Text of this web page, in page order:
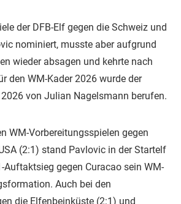
der DFB-Elf gegen die Schweiz und
nominiert, musste aber aufgrund
wieder absagen und kehrte nach
den WM-Kader 2026 wurde der
von Julian Nagelsmann berufen.
WM-Vorbereitungsspielen gegen
(2:1) stand Pavlovic in der Startelf
Auftaktsieg gegen Curacao sein WM-
Auch bei den
die Elfenbeinküste (2:1) und